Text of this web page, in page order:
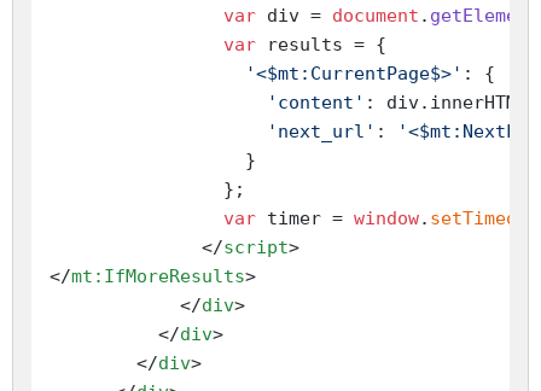
var div = document .
var results = {
'<$mt:CurrentPage$>' : {
'content' : div. innerHTML
'next_url' :
                  }
                };
var timer = window. setTimeout
</script>
</mt:IfMoreResults>
</div>
</div>
</div>